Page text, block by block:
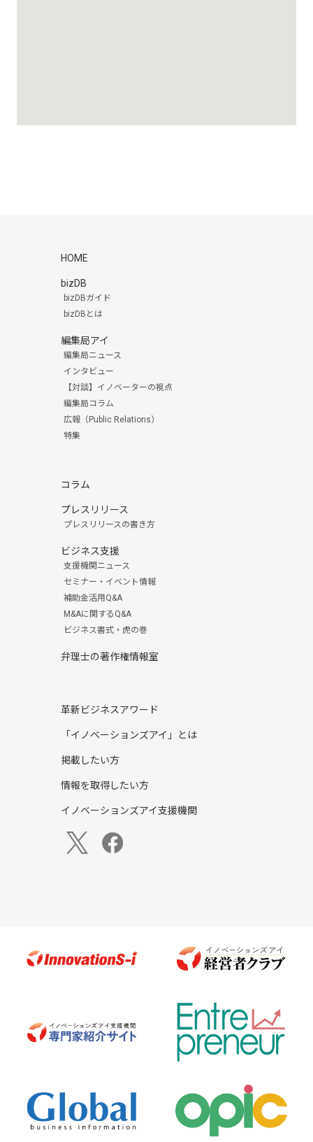
HOME
bizDB
bizDBガイド
bizDBとは
編集局アイ
編集局ニュース
インタビュー
【対談】イノベーターの視点
編集局コラム
広報（Public Relations）
特集
コラム
プレスリリース
プレスリリースの書き方
ビジネス支援
支援機関ニュース
セミナー・イベント情報
補助金活用Q&A
M&Aに関するQ&A
ビジネス書式・虎の巻
弁理士の著作権情報室
革新ビジネスアワード
「イノベーションズアイ」とは
掲載したい方
情報を取得したい方
イノベーションズアイ支援機関